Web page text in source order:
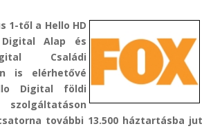
1-től a Hello HD
Alap és
Családi
is elérhetővé
Digital földi
további 13.500 háztartásba jut